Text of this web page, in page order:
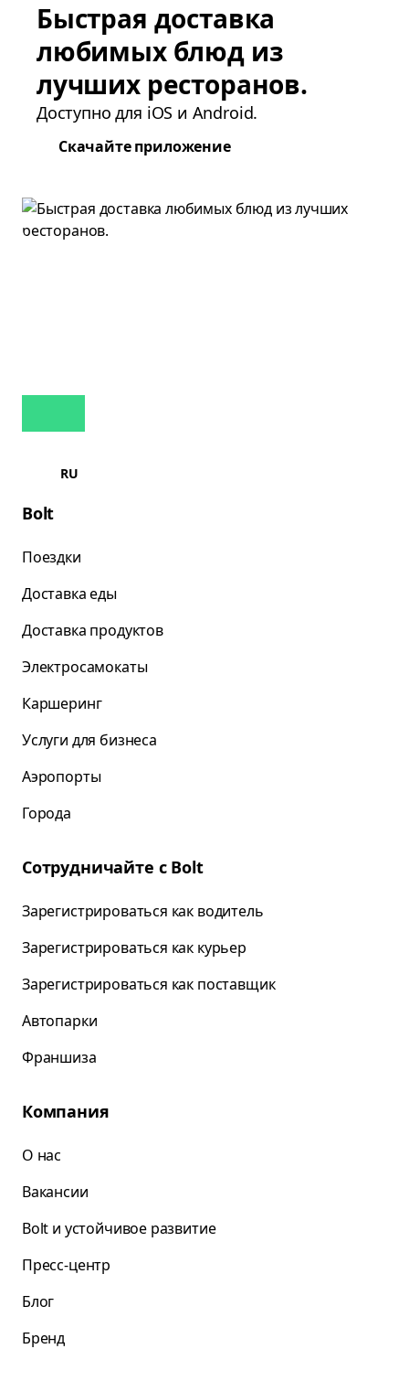
Быстрая доставка
любимых блюд из
лучших ресторанов.
Доступно для iOS и Android.
Скачайте приложение
RU
Bolt
Поездки
Доставка еды
Доставка продуктов
Электросамокаты
Каршеринг
Услуги для бизнеса
Аэропорты
Города
Сотрудничайте с Bolt
Зарегистрироваться как водитель
Зарегистрироваться как курьер
Зарегистрироваться как поставщик
Автопарки
Франшиза
Компания
О нас
Вакансии
Bolt и устойчивое развитие
Пресс-центр
Блог
Бренд